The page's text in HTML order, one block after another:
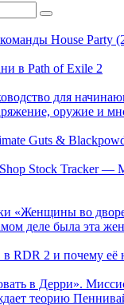
House Party
в Path of Exile 2
для
оружие и
Guts &
Shop Stock Tracker —
«Женщины во
деле была эта
RDR 2 и почему её
в Дерри».
теорию